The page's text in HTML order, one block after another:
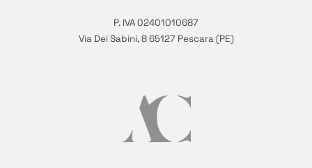
P. IVA 02401010687
Via Dei Sabini, 8 65127 Pescara (PE)